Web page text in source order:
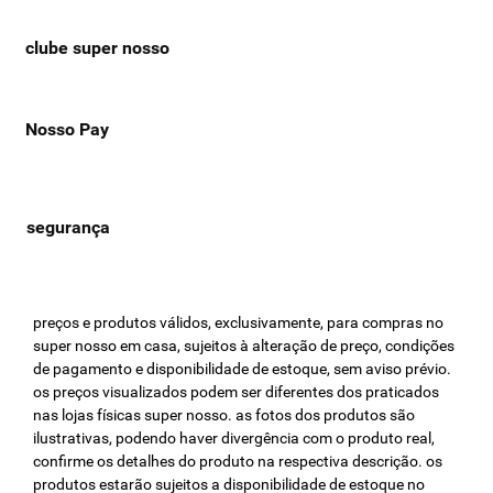
clube super nosso
Nosso Pay
preços e produtos válidos, exclusivamente, para compras no
super nosso em casa, sujeitos à alteração de preço, condições
de pagamento e disponibilidade de estoque, sem aviso prévio.
os preços visualizados podem ser diferentes dos praticados
nas lojas físicas super nosso. as fotos dos produtos são
ilustrativas, podendo haver divergência com o produto real,
confirme os detalhes do produto na respectiva descrição. os
produtos estarão sujeitos a disponibilidade de estoque no